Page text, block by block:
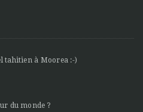
à Moorea :-)
du monde ?